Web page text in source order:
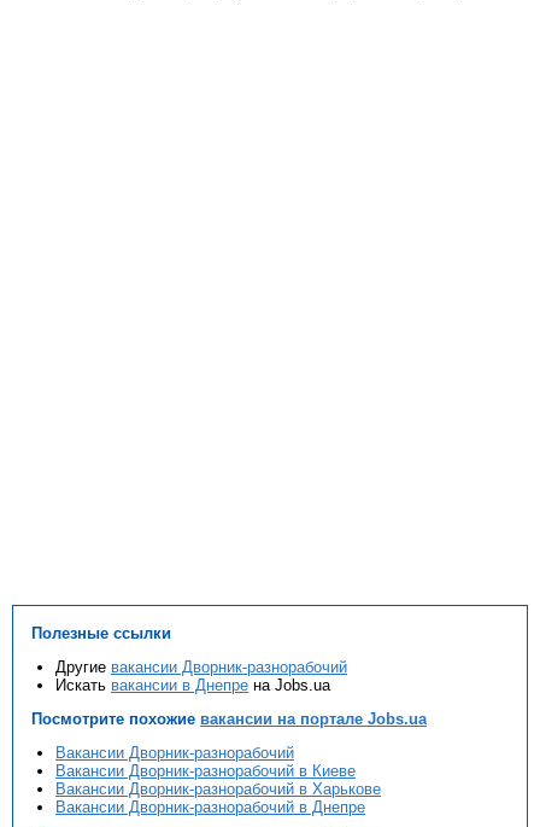
Полезные ссылки
Другие вакансии Дворник-разнорабочий
Искать вакансии в Днепре на Jobs.ua
Посмотрите похожие вакансии на портале Jobs.ua
Вакансии Дворник-разнорабочий
Вакансии Дворник-разнорабочий в Киеве
Вакансии Дворник-разнорабочий в Харькове
Вакансии Дворник-разнорабочий в Днепре